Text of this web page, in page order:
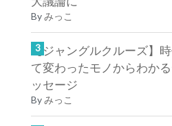
Byみっこ
【ジャングルクルーズ】
て変わったモノからわか
ッセージ
Byみっこ